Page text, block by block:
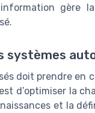
gère
systèmes
doit prendre en
d’optimiser la
et la